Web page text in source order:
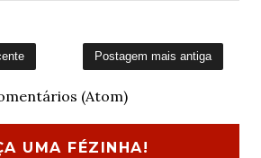
Postagem mais antiga
(Atom)
UMA FÉZINHA!